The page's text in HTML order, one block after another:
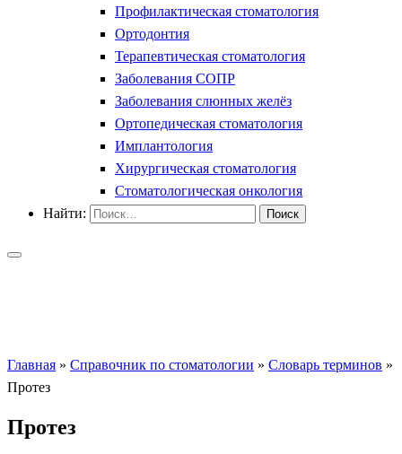
Профилактическая стоматология
Ортодонтия
Терапевтическая стоматология
Заболевания СОПР
Заболевания слюнных желёз
Ортопедическая стоматология
Имплантология
Хирургическая стоматология
Стоматологическая онкология
Найти:
Главная » Справочник по стоматологии » Словарь терминов »
Протез
Протез